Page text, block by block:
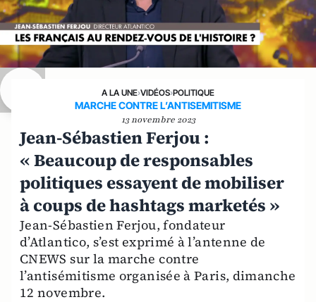
A LA UNE›VIDÉOS›POLITIQUE
MARCHE CONTRE L’ANTISEMITISME
13 novembre 2023
Jean-Sébastien Ferjou :
« Beaucoup de responsables
politiques essayent de mobiliser
à coups de hashtags marketés »
Jean-Sébastien Ferjou, fondateur
d’Atlantico, s’est exprimé à l’antenne de
CNEWS sur la marche contre
l’antisémitisme organisée à Paris, dimanche
12 novembre.